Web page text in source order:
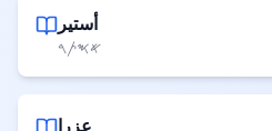
أستير
𐤀𐤎𐤕𐤓
عزرا